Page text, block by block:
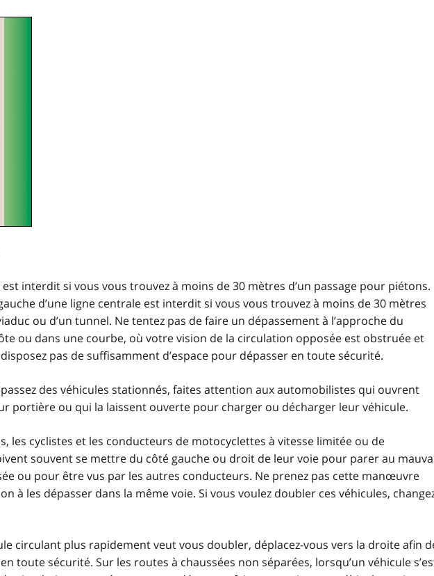
interdit si vous vous trouvez à moins de 30 mètres d’un passage pour piétons.
d’une ligne centrale est interdit si vous vous trouvez à moins de 30 mètres
ou d’un tunnel. Ne tentez pas de faire un dépassement à l’approche du
ou dans une courbe, où votre vision de la circulation opposée est obstruée et
pas de suffisamment d’espace pour dépasser en toute sécurité.
des véhicules stationnés, faites attention aux automobilistes qui ouvrent
portière ou qui la laissent ouverte pour charger ou décharger leur véhicule.
les cyclistes et les conducteurs de motocyclettes à vitesse limitée ou de
souvent se mettre du côté gauche ou droit de leur voie pour parer au
ou pour être vus par les autres conducteurs. Ne prenez pas cette manœuvre
à les dépasser dans la même voie. Si vous voulez doubler ces véhicules,
circulant plus rapidement veut vous doubler, déplacez-vous vers la droite afin
toute sécurité. Sur les routes à chaussées non séparées, lorsqu’un véhicule